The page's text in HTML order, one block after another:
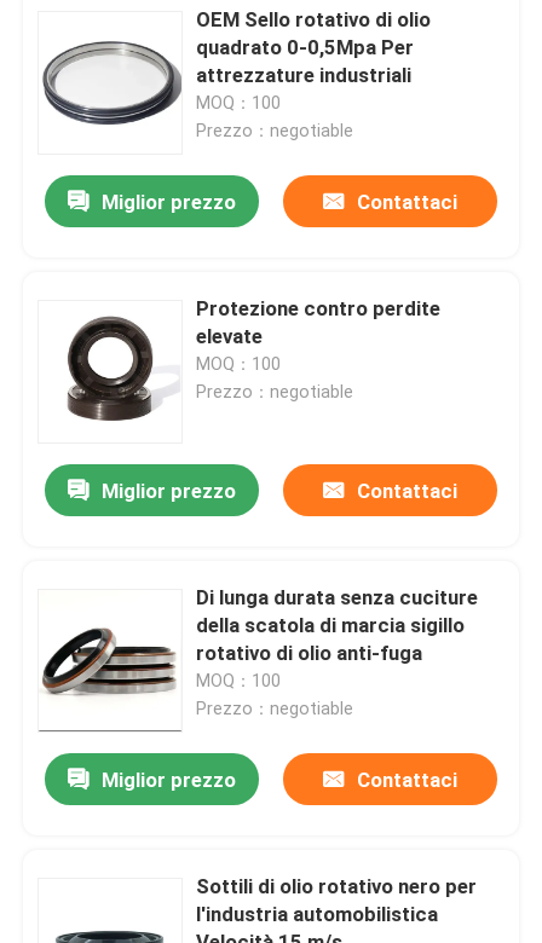
Prodotti
Chi siamo
Fatory Tour
Contattaci
Richiedere un preventivo
guarnizione di gomma
Guarnizione di galleggiamento
OEM Sello rotativo di olio
quadrato 0-0,5Mpa Per
attrezzature industriali
MOQ：100
Prezzo：negotiable
Miglior prezzo Contattaci
Protezione contro perdite
elevate
MOQ：100
Prezzo：negotiable
Miglior prezzo Contattaci
Di lunga durata senza cuciture
della scatola di marcia sigillo
rotativo di olio anti-fuga
MOQ：100
Prezzo：negotiable
Miglior prezzo Contattaci
Sottili di olio rotativo nero per
l'industria automobilistica